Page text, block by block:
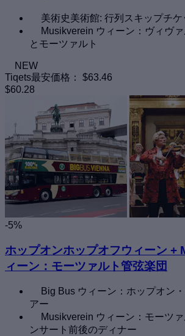
美術史美術館: 行列スキップチケ
Musikverein ウィーン：ヴィヴァ
とモーツァルト
NEW
Tiqets最安価格：
$63.46
$60.28
-5%
ホップオンホップオフウィーン +
ィーン：モーツァルト管弦楽団
Big Bus ウィーン：ホップオン
アー
Musikverein ウィーン：モーツ
ンサート前後のディナー